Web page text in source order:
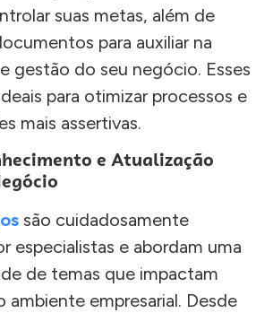
suas metas, além de
para auxiliar na
gestão do seu negócio. Esses
para otimizar processos e
mais assertivas.
e Atualização
são cuidadosamente
especialistas e abordam uma
de temas que impactam
ambiente empresarial. Desde